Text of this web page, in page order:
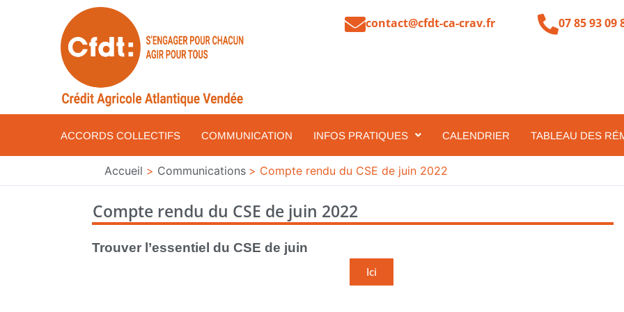
contact@cfdt-ca-crav.fr 07 85 93 09
ACCORDS COLLECTIFS COMMUNICATION INFOS PRATIQUES CALENDRIER TABLEAU DES
Accueil Communications Compte rendu du CSE de juin 2022
Compte rendu du CSE de juin 2022
Trouver l’essentiel du CSE de juin
Ici